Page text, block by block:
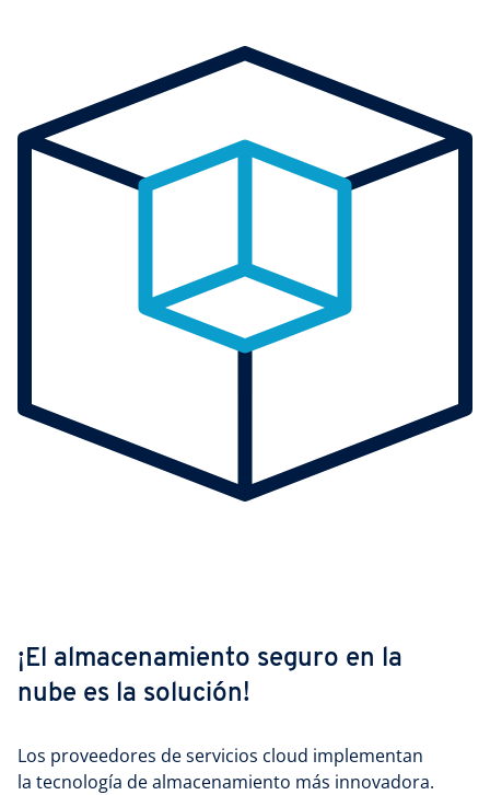
¡El almacenamiento seguro en la
nube es la solución!
Los proveedores de servicios cloud implementan
la tecnología de almacenamiento más innovadora.